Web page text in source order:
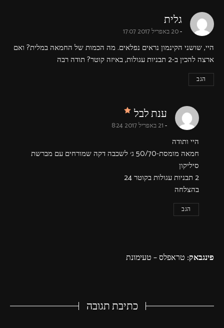
גליתsays:
20 באפריל 2017 17:07
היי, שושני הקינמון נראים נפלאים. מה הכמות של החמאה במלית? ואם
ארצה להכין ב-2 תבניות עגולות, באיזה קוטר? תודה רבה
הגב
ענת לבל says:
21 באפריל 2017 8:24
היי ותודה
חמאה מומסת-50/70 ג׳ לשכבה דקה שמורחים עם מברשת
סיליקון
2 תבניות עגולות בקוטר 24
בהצלחה
הגב
פינגבאק: טראפלס – טעימונת
כתיבת תגובה